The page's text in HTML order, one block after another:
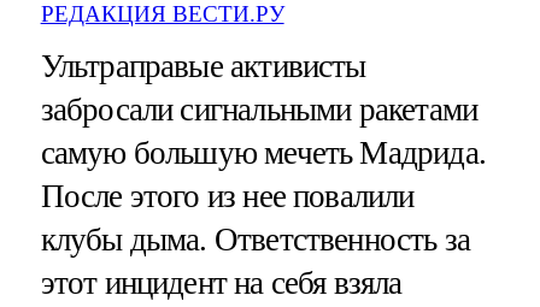
РЕДАКЦИЯ ВЕСТИ.РУ
Ультраправые активисты
забросали сигнальными ракетами
самую большую мечеть Мадрида.
После этого из нее повалили
клубы дыма. Ответственность за
этот инцидент на себя взяла